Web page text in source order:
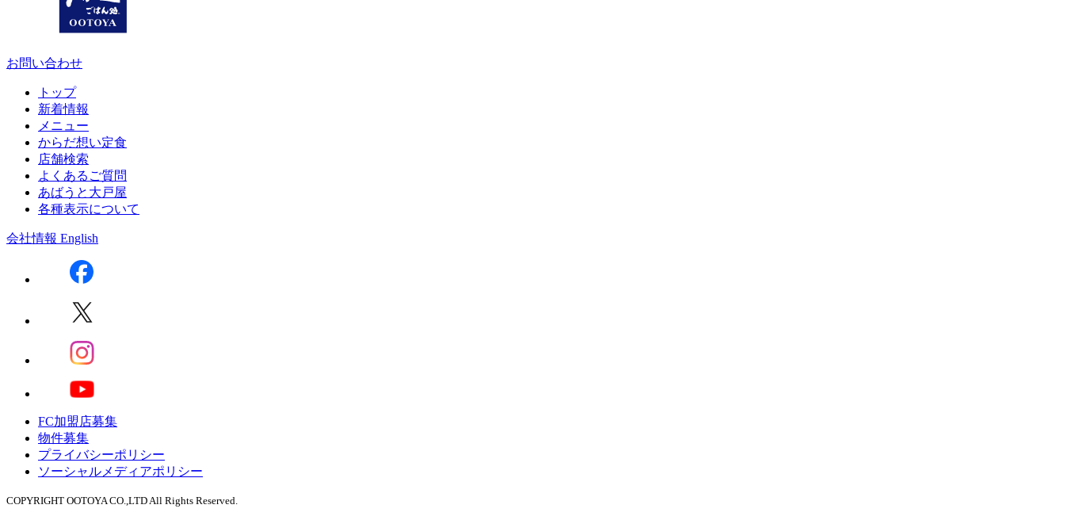
お問い合わせ
トップ
新着情報
メニュー
からだ想い定食
店舗検索
よくあるご質問
あばうと大戸屋
各種表示について
会社情報 English
FC加盟店募集
物件募集
プライバシーポリシー
ソーシャルメディアポリシー
COPYRIGHT OOTOYA CO.,LTD All Rights Reserved.